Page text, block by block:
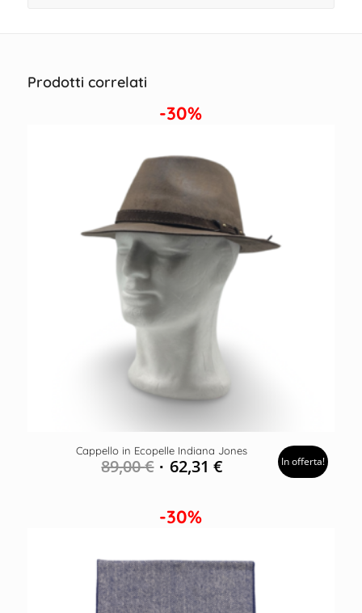
Prodotti correlati
-30%
Cappello in Ecopelle Indiana Jones
89,00€ 62,31€ In offerta!
-30%